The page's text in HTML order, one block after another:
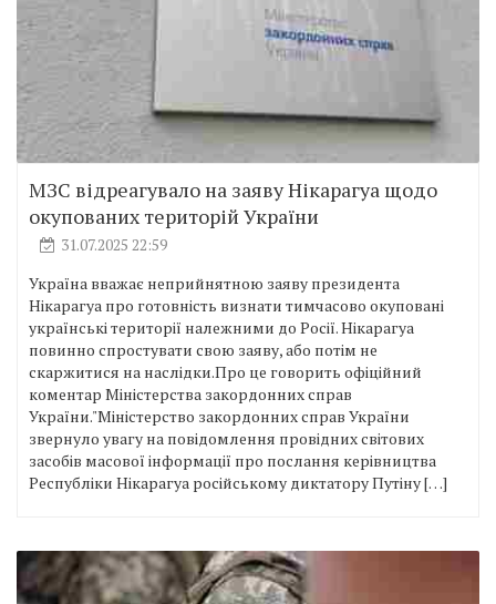
МЗС відреагувало на заяву Нікарагуа щодо
окупованих територій України
31.07.2025 22:59
Україна вважає неприйнятною заяву президента
Нікарагуа про готовність визнати тимчасово окуповані
українські території належними до Росії. Нікарагуа
повинно спростувати свою заяву, або потім не
скаржитися на наслідки.Про це говорить офіційний
коментар Міністерства закордонних справ
України."Міністерство закордонних справ України
звернуло увагу на повідомлення провідних світових
засобів масової інформації про послання керівництва
Республіки Нікарагуа російському диктатору Путіну […]